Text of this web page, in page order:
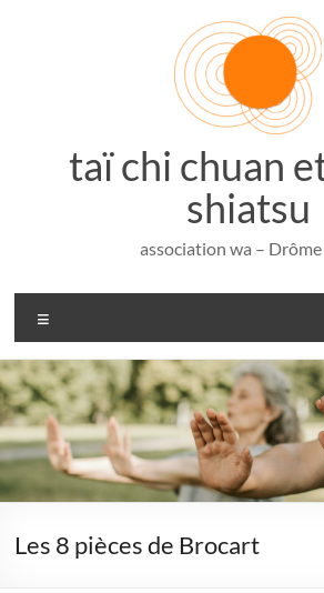
taï chi chuan
shiatsu
association wa –
Les 8 pièces de Brocart